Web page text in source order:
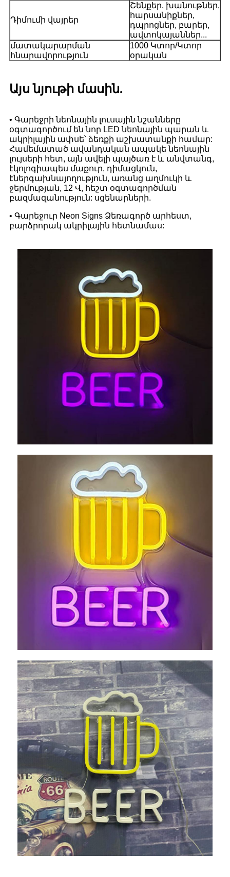
Դիմումի վայրեր
Շենքեր, խանութներ,
հարսանիքներ,
դպրոցներ, բարեր,
ավտոկայաններ...
մատակարարման
հնարավորություն
1000 Կտոր/Կտոր
օրական
Այս նյութի մասին.
• Գարեջրի նեոնային լուսային նշանները
օգտագործում են նոր LED նեոնային պարան և
ակրիլային ափսե՝ ձեռքի աշխատանքի համար:
Համեմատած ավանդական ապակե նեոնային
լույսերի հետ, այն ավելի պայծառ է և անվտանգ,
էկոլոգիապես մաքուր, դիմացկուն,
էներգախնայողություն, առանց աղմուկի և
ջերմության, 12 Վ, հեշտ օգտագործման
բազմազանություն: սցենարների.
• Գարեջուր Neon Signs Ձեռագործ արհեստ,
բարձրորակ ակրիլային հետնամաս: